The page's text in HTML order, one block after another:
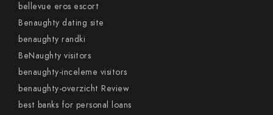
bellevue eros escort
Benaughty dating site
benaughty randki
BeNaughty visitors
benaughty-inceleme visitors
benaughty-overzicht Review
best banks for personal loans